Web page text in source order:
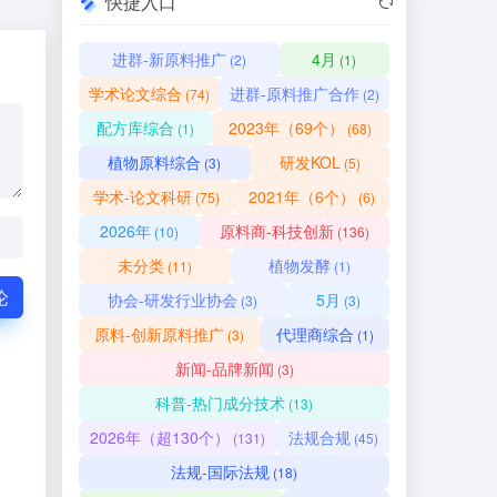
进群-新原料推广(2) 4月 (1)
学术论文综合 (74) 进群-原料推广合作 (2)
配方库综合 (1) 2023年（69个） (68)
植物原料综合 (3) 研发KOL (5)
学术-论文科研 (75) 2021年（6个） (6)
2026年(10) 原料商-科技创新(136)
未分类(11) 植物发酵 (1)
协会-研发行业协会 (3) 5月 (3)
原料-创新原料推广 (3) 代理商综合 (1)
新闻-品牌新闻 (3)
科普-热门成分技术 (13)
2026年（超130个） (131) 法规合规(45)
法规-国际法规 (18)